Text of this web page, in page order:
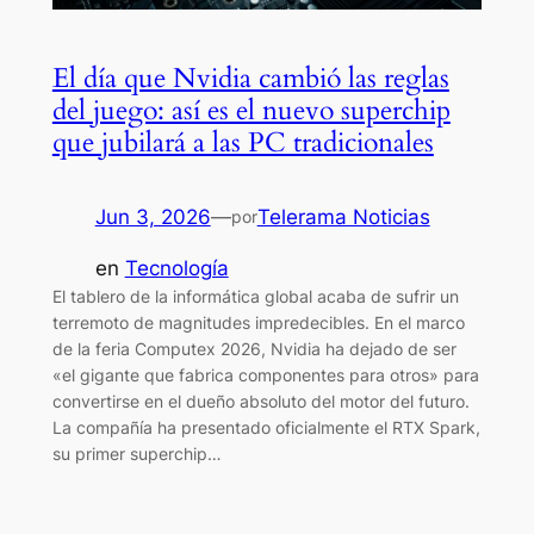
El día que Nvidia cambió las reglas
del juego: así es el nuevo superchip
que jubilará a las PC tradicionales
Jun 3, 2026—porTelerama Noticias
en Tecnología
El tablero de la informática global acaba de sufrir un
terremoto de magnitudes impredecibles. En el marco
de la feria Computex 2026, Nvidia ha dejado de ser
«el gigante que fabrica componentes para otros» para
convertirse en el dueño absoluto del motor del futuro.
La compañía ha presentado oficialmente el RTX Spark,
su primer superchip…